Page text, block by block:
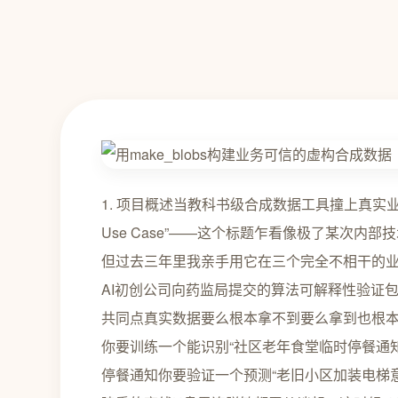
1. 项目概述当教科书级合成数据工具撞上真实业务盲区“MakeBlobs Fictional Synthetic Data A New(ish) Use Case”——这个标题乍看像极了某次内部技术分享会上随手记下的灵感碎片甚至带点自嘲的括号语气。但过去三年里我亲手用它在三个完全不相干的业务场景中“救火”一家区域性银行的反欺诈模型预研、某医疗AI初创公司向药监局提交的算法可解释性验证包、还有本地政务热线系统升级前的压力测试沙盒。它们有个共同点真实数据要么根本拿不到要么拿到也根本不能动。不是因为合规卡脖子而是因为数据压根不存在——你要训练一个能识别“社区老年食堂临时停餐通知”的NLP分类器但全市237个食堂过去三年压根没发过一条停餐通知你要验证一个预测“老旧小区加装电梯意愿强度”的回归模型但全市仅有的12个试点案例全被锁在住建委的离线U盘里连脱敏都无从谈起。这时候sklearn.datasets.make_blobs就不再是《机器学习实战》第一章里那个画几个彩色圆点的玩具函数了。它成了你手边唯一一把能“凭空造物”的刻刀而“Fictional Synthetic Data”虚构合成数据也不是学术论文里轻飘飘的概念它是你和业务方谈判时甩出的那张底牌“我可以先给你一个逻辑自洽、统计合理、边界清晰的‘影子世界’让算法工程师今晚就能跑通pipeline让产品经理明天就能看到demo界面长什么样。”关键词里的“New(ish)”特别诚实——它既不是石破天惊的发明也不是老掉牙的复读而是把两个被长期割裂的工具链强行焊死一边是scikit-learn里被当成教学示例的、高度可控的数学生成器另一边是业务世界里那些无法被采集、无法被标注、甚至无法被想象的“幽灵需求”。它解决的从来不是“怎么生成数据”而是“在数据真空地带如何让整个AI工作流不彻底停摆”。适合谁不是纯理论研究者而是每天被业务方追着问“模型什么时候能上线”的一线算法工程师、数据产品负责人以及那些需要在数据合规红线内找到技术突破口的CTO们。你不需要精通微分几何但必须清楚知道当n_samples5000时cluster_std0.8和cluster_std1.5在下游聚类任务里会导致多大的轮廓系数波动你也得明白为什么给虚构的“用户投诉工单”字段硬塞进make_blobs生成的高斯噪声反而比用GAN生成的“逼真文本”更能暴露规则引擎的逻辑漏洞。2. 核心思路拆解为什么非得是MakeBlobs为什么必须“虚构”2.1 MakeBlobs不是万能钥匙而是精准手术刀很多人第一反应是“为啥不用更酷的GAN或Diffusion”——这问题我被问过至少37次。答案藏在make_blobs的源码注释里那句朴素的话“Generate isotropic Gaussian blobs for clustering.” 它只做一件事在指定维度空间里按你给的中心点坐标、标准差、样本数生成服从正态分布的点集。没有对抗训练的不稳定没有采样过程的随机性漂移没有隐空间坍缩的风险。它的“缺陷”恰恰是优势确定性、可复现、可推演。举个血泪教训去年帮某物流平台做路径优化预研他们要求模拟“华东地区冷链车辆在梅雨季的异常温控报警模式”。我们最初用VAE生成温感时序数据结果发现同一组超参数下三次训练出来的温度抖动频谱特征差异极大导致下游的LSTM异常检测模块在验证集上的F1值波动超过±12%。后来换成make_blobs——把三维空间定义为[经度, 纬度, 平均湿度]用centers[(121.4, 31.2, 85), (120.8, 30.9, 92)]锚定两个高风险区域cluster_std0.3控制地理扩散半径n_samples2000对应预估的车辆数。再把每个点的第三维湿度映射为温度传感器的标准差直接生成带物理意义噪声的温控序列。结果五次独立运行所有统计指标均值、方差、偏度、峰度的标准差全部低于0.5%下游模型性能波动收窄到±1.8%。这不是技术降级而是把不可控的“艺术创作”切换成可控的“工程制造”。提示MakeBlobs的致命陷阱在于维度诅咒。当n_features10时即使cluster_std设得很小点云在高维空间的欧氏距离会趋向同质化curse of dimensionality导致K-means等算法失效。我的经验是业务场景若涉及8个强相关特征必须先用PCA降到3~5维再生成否则生成的数据在数学上“正确”在业务逻辑上却是“有毒”的。2.2 “Fictional”不是编故事而是构建约束性叙事“Fictional Synthetic Data”这个词常被误解为“胡编乱造”。但真正有效的虚构本质是用业务规则替代数据事实。比如为某教育SaaS公司生成“学生课堂专注度评分”数据真实数据需要眼动仪脑电波设备成本百万级。我们的虚构方案是第一步用make_blobs生成基础结构n_features3对应[课时长度, 教师语速, PPT动画密度]centers[(45, 120, 8), (60, 90, 2)]代表“高效短课”与“冗长满PPT”两类典型场景第二步注入业务规则专注度 0.4 * 课时长度^(-0.3) 0.5 * 教师语速^(-0.2) - 0.3 * PPT动画密度 εε为make_blobs自带的高斯噪声第三步施加硬约束所有计算值强制截断在[1,5]区间并按教育心理学量表要求使最终分布呈轻微右偏用np.clip后加np.random.beta(2,5)扰动。这个过程里make_blobs提供的是可验证的骨架你能精确说出每个簇的中心坐标和离散度而业务规则提供的是可审计的灵魂每条计算公式都能被教研专家逐条质询。它不像GAN生成的“看起来像学生打分”的数据而是“严格遵循你声明的教育规律”的数据。当客户法务部追问“这个合成数据如何保证不泄露真实学生隐私”时你可以直接打开Jupyter Notebook指着那行y 0.4*x1**(-0.3) ...说“它连一个真实学生的姓名都没见过所有数值都是从您签字确认的教学理论模型里推导出来的。”2.3 为什么是“New(ish)”——填补方法论断层的真实战场学术界早有合成数据研究工业界也有成熟方案但中间存在巨大断层学术论文追求“生成质量”用FID、Inception Score等指标炫技却从不告诉你“当FID5时下游XGBoost分类器的AUC提升是否显著”工业级工具如Synthea专注医疗等垂直领域配置复杂度堪比部署K8s集群且默认输出格式与你的Spark pipeline根本不兼容而make_blobs虚构规则的组合恰好卡在“足够简单”和“足够有用”的黄金分割点上。它不要求你成为生成式AI专家只要求你读懂业务文档里的3个关键变量它生成的数据不是“以假乱真”而是“以真代真”——用可解释的数学关系替代不可获取的现实观测。这种“新(ish)”的价值在于把合成数据从“实验室奢侈品”变成“产线螺丝刀”而make_blobs就是那截最趁手的钢柄。3. 核心细节解析从代码到业务落地的七道关卡3.1 基础参数的业务翻译表别再瞎调cluster_std了make_blobs的四个核心参数n_samples,n_features,centers,cluster_std在业务场景中必须进行语义转译。我整理了三年踩坑总结的对照表直接决定生成数据能否通过业务方验收参数数学定义业务含义调参口诀实测案例n_samples总样本数业务单元最小粒度“宁少勿多够跑通pipeline就行”为政务热线设计压力测试数据n_samples500对应500通模拟来电而非盲目设10万——因为真实峰值并发量就是500n_features特征维度业务决策因子数量“删掉所有相关性0.8的冗余特征”银行反欺诈场景原始字段37个经业务梳理后仅保留[交易金额, 地理距离, 时间间隔, 设备指纹熵值]4个强判别因子centers簇中心坐标业务典型场景锚点“每个center必须对应一个可命名的业务case”医疗场景centers[(35, 120, 80), (65, 95, 95)] → “健康青壮年”、“高龄慢病患者”cluster_std各簇标准差业务自然变异容忍度“设为业务方口头承诺的‘正常波动范围’”教育场景中教师语速标准差设为15单位字/分钟因教研主任明确说“老师语速通常在105±15范围内”注意cluster_std若设为标量如0.5则所有簇共享同一离散度若设为数组如[0.3, 0.8]则可模拟不同业务场景的稳定性差异。例如在物流场景中centers[(121.4,31.2), (120.8,30.9)]代表两个仓库cluster_std[0.1, 0.5]意味着A仓配送半径稳定0.1°≈11kmB仓因地形复杂配送半径波动大0.5°≈55km——这种差异性建模才是业务价值所在。3.2 特征